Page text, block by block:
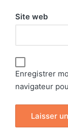
Site web
Enregistrer
navigateur